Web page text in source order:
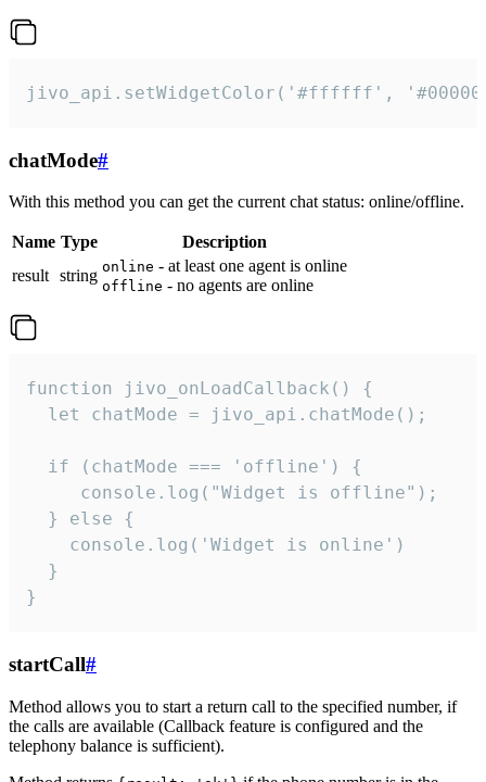
jivo_api.setWidgetColor('#ffffff',
chatMode#
With this method you can get the current chat status: online/offline.
Name Type
Description
result string online - at least one agent is online
offline - no agents are online
function jivo_onLoadCallback() {
  let chatMode = jivo_api.chatMode();
  if (chatMode === 'offline') {
     console.log("Widget is offline");
  } else {
    console.log('Widget is online')
  }
}
startCall#
Method allows you to start a return call to the specified number, if
the calls are available (Callback feature is configured and the
telephony balance is sufficient).